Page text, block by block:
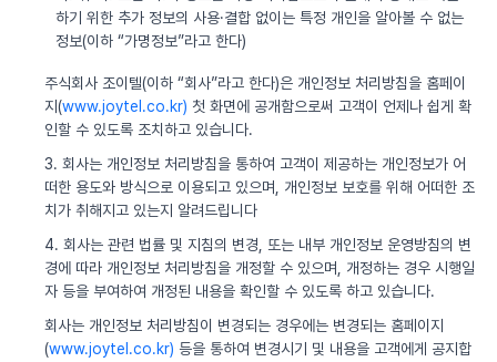
하기 위한 추가 정보의 사용·결합 없이는 특정 개인을 알아볼 수 없는
정보(이하 “가명정보”라고 한다)
주식회사 조이텔(이하 “회사”라고 한다)은 개인정보 처리방침을 홈페이
지(www.joytel.co.kr) 첫 화면에 공개함으로써 고객이 언제나 쉽게 확
인할 수 있도록 조치하고 있습니다.
3. 회사는 개인정보 처리방침을 통하여 고객이 제공하는 개인정보가 어
떠한 용도와 방식으로 이용되고 있으며, 개인정보 보호를 위해 어떠한 조
치가 취해지고 있는지 알려드립니다
4. 회사는 관련 법률 및 지침의 변경, 또는 내부 개인정보 운영방침의 변
경에 따라 개인정보 처리방침을 개정할 수 있으며, 개정하는 경우 시행일
자 등을 부여하여 개정된 내용을 확인할 수 있도록 하고 있습니다.
회사는 개인정보 처리방침이 변경되는 경우에는 변경되는 홈페이지
(www.joytel.co.kr) 등을 통하여 변경시기 및 내용을 고객에게 공지합